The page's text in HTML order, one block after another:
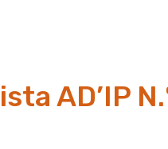
AD’IP